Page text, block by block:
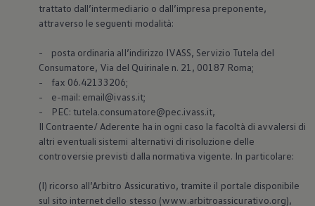
trattato dall’intermediario o dall’impresa preponente,
attraverso le seguenti modalità:
- posta ordinaria all’indirizzo IVASS, Servizio Tutela del
Consumatore, Via del Quirinale n. 21, 00187 Roma;
- fax 06.42133206;
- e-mail: email@ivass.it;
- PEC: tutela.consumatore@pec.ivass.it,
Il Contraente/ Aderente ha in ogni caso la facoltà di avvalersi di
altri eventuali sistemi alternativi di risoluzione delle
controversie previsti dalla normativa vigente. In particolare:
(I) ricorso all’Arbitro Assicurativo, tramite il portale disponibile
sul sito internet dello stesso (www.arbitroassicurativo.org),